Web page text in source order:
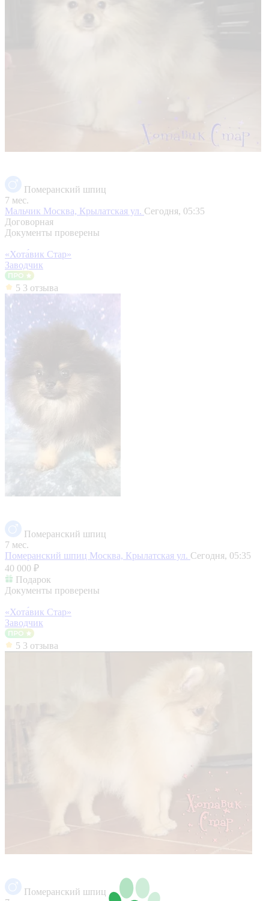
Померанский шпиц
7 мес.
Мальчик Москва, Крылатская ул. Сегодня, 05:35
Договорная
Документы проверены
«Хота́вик Стар»
Заводчик
5 3 отзыва
Померанский шпиц
7 мес.
Померанский шпиц Москва, Крылатская ул. Сегодня, 05:35
40 000 ₽
Подарок
Документы проверены
«Хота́вик Стар»
Заводчик
5 3 отзыва
Померанский шпиц